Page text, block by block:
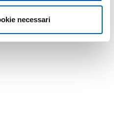
necessari